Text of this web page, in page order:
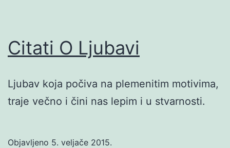
Citati O Ljubavi
Ljubav koja počiva na plemenitim motivima,
traje večno i čini nas lepim i u stvarnosti.
Objavljeno 5. veljače 2015.